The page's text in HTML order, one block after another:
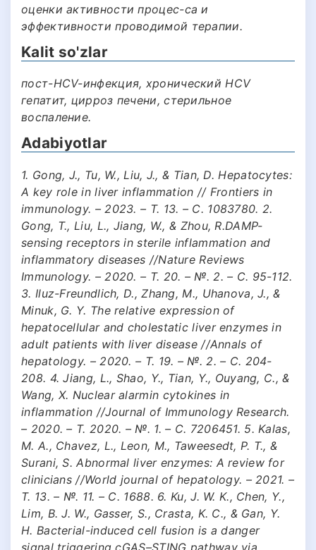
оценки активности процес-са и
эффективности проводимой терапии.
Kalit so'zlar
пост-HCV-инфекция, хронический HCV
гепатит, цирроз печени, стерильное
воспаление.
Adabiyotlar
1. Gong, J., Tu, W., Liu, J., & Tian, D. Hepatocytes:
A key role in liver inflammation // Frontiers in
immunology. – 2023. – Т. 13. – С. 1083780. 2.
Gong, T., Liu, L., Jiang, W., & Zhou, R.DAMP-
sensing receptors in sterile inflammation and
inflammatory diseases //Nature Reviews
Immunology. – 2020. – Т. 20. – №. 2. – С. 95-112.
3. Iluz-Freundlich, D., Zhang, M., Uhanova, J., &
Minuk, G. Y. The relative expression of
hepatocellular and cholestatic liver enzymes in
adult patients with liver disease //Annals of
hepatology. – 2020. – Т. 19. – №. 2. – С. 204-
208. 4. Jiang, L., Shao, Y., Tian, Y., Ouyang, C., &
Wang, X. Nuclear alarmin cytokines in
inflammation //Journal of Immunology Research.
– 2020. – Т. 2020. – №. 1. – С. 7206451. 5. Kalas,
M. A., Chavez, L., Leon, M., Taweesedt, P. T., &
Surani, S. Abnormal liver enzymes: A review for
clinicians //World journal of hepatology. – 2021. –
Т. 13. – №. 11. – С. 1688. 6. Ku, J. W. K., Chen, Y.,
Lim, B. J. W., Gasser, S., Crasta, K. C., & Gan, Y.
H. Bacterial-induced cell fusion is a danger
signal triggering cGAS–STING pathway via